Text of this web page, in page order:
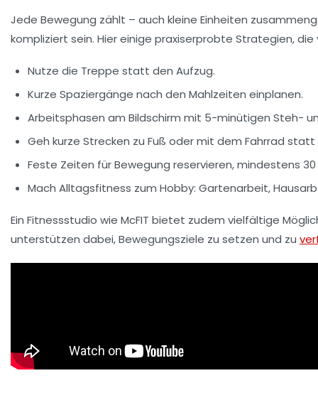
Jede Bewegung zählt – auch kleine Einheiten
kompliziert sein. Hier einige praxiserprobte Strategien,
Nutze die Treppe statt den Aufzug.
Kurze Spaziergänge nach den Mahlzeiten einplanen.
Arbeitsphasen am Bildschirm mit 5-minütigen Steh-
Geh kurze Strecken zu Fuß oder mit dem Fahrrad
Feste Zeiten für Bewegung reservieren, mindestens
Mach Alltagsfitness zum Hobby: Gartenarbeit,
Ein Fitnessstudio wie McFIT bietet zudem vielfältige
unterstützen dabei, Bewegungsziele zu setzen und zu